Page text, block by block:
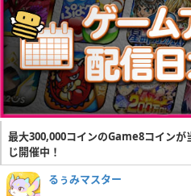
最大300,000コインのGame8コインが
じ開催中！
るぅみマスター